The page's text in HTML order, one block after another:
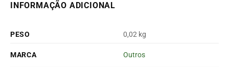
INFORMAÇÃO ADICIONAL
PESO 0,02 kg
MARCA Outros